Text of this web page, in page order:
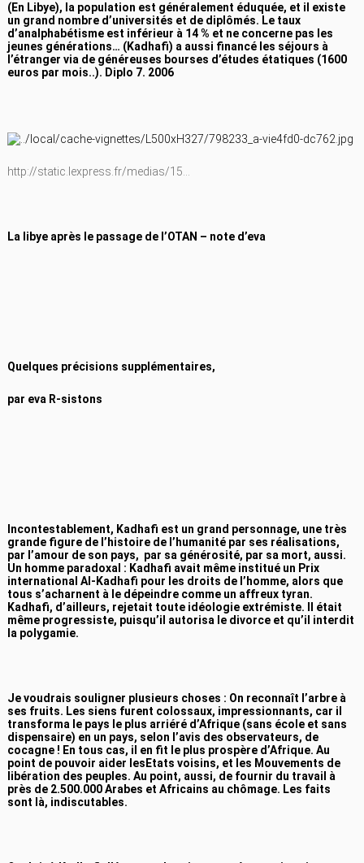
(En Libye), la population est généralement éduquée, et il existe
un grand nombre d’universités et de diplômés. Le taux
d’analphabétisme est inférieur à 14 % et ne concerne pas les
jeunes générations… (Kadhafi) a aussi financé les séjours à
l’étranger via de généreuses bourses d’études étatiques (1600
euros par mois..). Diplo 7. 2006
http://static.lexpress.fr/medias/15…
La libye après le passage de l’OTAN – note d’eva
Quelques précisions supplémentaires,
par eva R-sistons
Incontestablement, Kadhafi est un grand personnage, une très
grande figure de l’histoire de l’humanité par ses réalisations,
par l’amour de son pays, par sa générosité, par sa mort, aussi.
Un homme paradoxal : Kadhafi avait même institué un Prix
international Al-Kadhafi pour les droits de l’homme, alors que
tous s’acharnent à le dépeindre comme un affreux tyran.
Kadhafi, d’ailleurs, rejetait toute idéologie extrémiste. Il était
même progressiste, puisqu’il autorisa le divorce et qu’il interdit
la polygamie.
Je voudrais souligner plusieurs choses : On reconnaît l’arbre à
ses fruits. Les siens furent colossaux, impressionnants, car il
transforma le pays le plus arriéré d’Afrique (sans école et sans
dispensaire) en un pays, selon l’avis des observateurs, de
cocagne ! En tous cas, il en fit le plus prospère d’Afrique. Au
point de pouvoir aider lesEtats voisins, et les Mouvements de
libération des peuples. Au point, aussi, de fournir du travail à
près de 2.500.000 Arabes et Africains au chômage. Les faits
sont là, indiscutables.